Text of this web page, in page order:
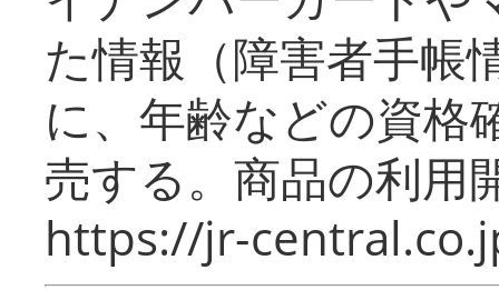
た情報（障害者手帳
に、年齢などの資格
売する。商品の利用
https://jr-